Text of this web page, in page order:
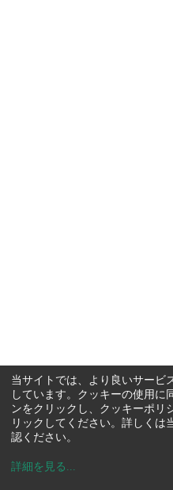
当サイトでは、より良いサービ
しています。クッキーの使用に
ンをクリックし、クッキーポリ
リックしてください。詳しくは
認ください。
詳細を見る ...